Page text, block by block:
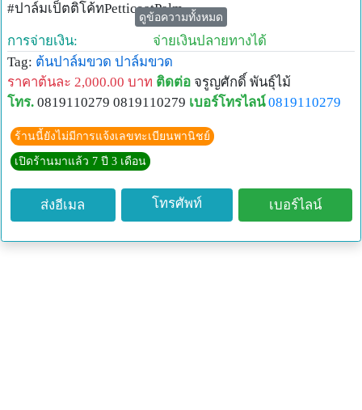
#ปาล์มเป็ตติโค้ทPetticoatPalm
#ปาล์มฟอกซ์เทลFoxTailPalm(หางกระรอก)
#ปาล์มพัดFijiFanPalm
#ปาล์มใบไผ่ตาลฟ้าParlorPalm
#ปาล์มสิบสองปันนาPygmyDatePalm
#ปาล์มแชมเปญBottlePalm
#ปาล์มจีนChineseFanPalm
เพิ่มเติม
#จัดสวน
#ปูหญ้า
#ไม้ตามสั่ง
ดูข้อความทั้งหมด
การจ่ายเงิน:
จ่ายเงินปลายทางได้
Tag: ต้นปาล์มขวด ปาล์มขวด
ราคาต้นละ 2,000.00 บาท ติดต่อ จรูญศักดิ์ พันธุ์ไม้
โทร. 0819110279 0819110279 เบอร์โทรไลน์ 0819110279
ร้านนี้ยังไม่มีการแจ้งเลขทะเบียนพานิชย์
เปิดร้านมาแล้ว 7 ปี 3 เดือน
ส่งอีเมล โทรศัพท์ เบอร์ไลน์